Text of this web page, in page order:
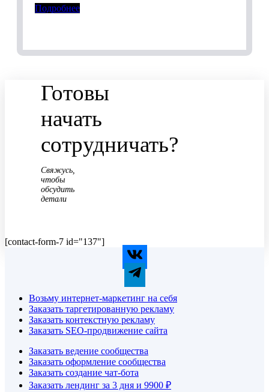
Подробнее
Готовы
начать
сотрудничать?
Свяжусь,
чтобы
обсудить
детали
[contact-form-7 id="137"]
Возьму интернет-маркетинг на себя
Заказать таргетированную рекламу
Заказать контекстную рекламу
Заказать SEO-продвижение сайта
Заказать ведение сообщества
Заказать оформление сообщества
Заказать создание чат-бота
Заказать лендинг за 3 дня и 9900 ₽